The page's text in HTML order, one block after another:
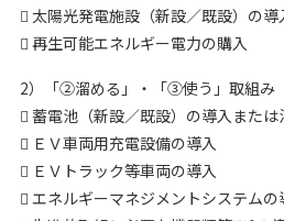
 太陽光発電施設（新設／既設）の導
 再生可能エネルギー電力の購入
2）「②溜める」・「③使う」取組み
 蓄電池（新設／既設）の導入または
 ＥＶ車両用充電設備の導入
 ＥＶトラック等車両の導入
 エネルギーマネジメントシステムの